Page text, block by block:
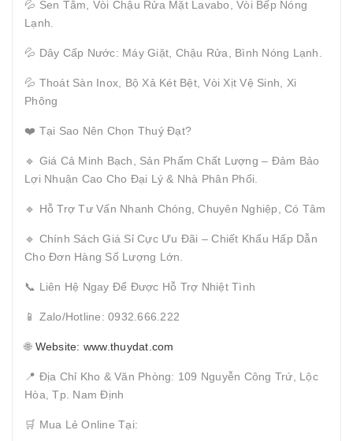
💦 Sen Tắm, Vòi Chậu Rửa Mặt Lavabo, Vòi Bếp Nóng
Lạnh.
💦 Dây Cấp Nước: Máy Giặt, Chậu Rửa, Bình Nóng Lạnh.
💦 Thoát Sàn Inox, Bộ Xả Két Bệt, Vòi Xịt Vệ Sinh, Xi
Phông
❤️ Tại Sao Nên Chọn Thuý Đạt?
🔹 Giá Cả Minh Bạch, Sản Phẩm Chất Lượng – Đảm Bảo
Lợi Nhuận Cao Cho Đại Lý & Nhà Phân Phối.
🔹 Hỗ Trợ Tư Vấn Nhanh Chóng, Chuyên Nghiệp, Có Tâm
🔹 Chính Sách Giá Sỉ Cực Ưu Đãi – Chiết Khấu Hấp Dẫn
Cho Đơn Hàng Số Lượng Lớn.
📞 Liên Hệ Ngay Để Được Hỗ Trợ Nhiệt Tình
📱 Zalo/Hotline: 0932.666.222
🌐 Website: www.thuydat.com
📍 Địa Chỉ Kho & Văn Phòng: 109 Nguyễn Công Trứ, Lộc
Hòa, Tp. Nam Định
🛒 Mua Lẻ Online Tại: